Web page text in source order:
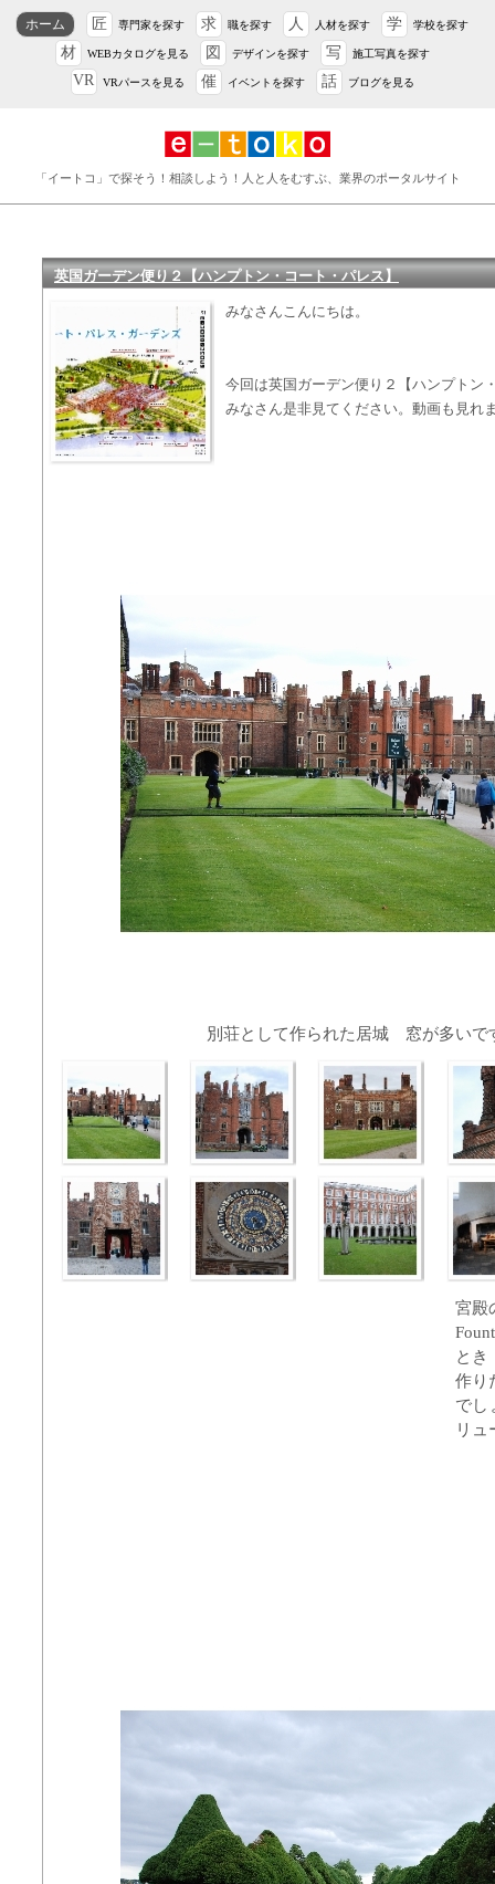
ホーム 匠 専門家を探す 求 職を探す 人 人材を探す 学 学校を探す
材 WEBカタログを見る 図 デザインを探す 写 施工写真を探す
VR VRパースを見る 催 イベントを探す 話 ブログを見る
「イートコ」で探そう！相談しよう！人と人をむすぶ、業界のポータルサイト
英国ガーデン便り２【ハンプトン・コート・パレス】
みなさんこんにちは。
今回は英国ガーデン便り２【ハンプトン
みなさん是非見てください。動画も見れ
別荘として作られた居城 窓が多いで
宮
と
作り
で
リュ